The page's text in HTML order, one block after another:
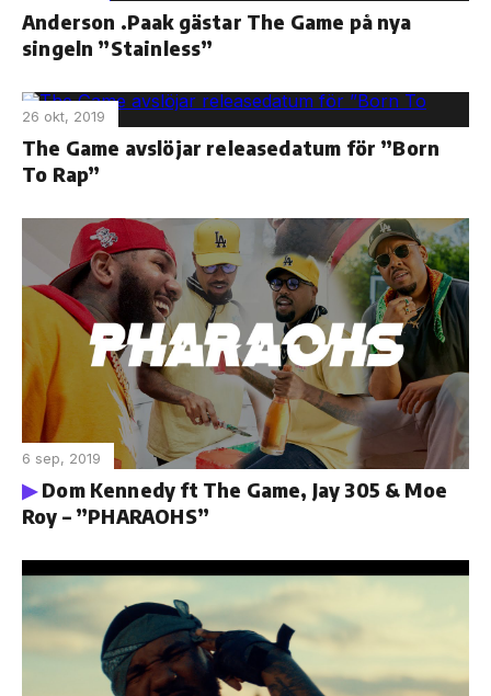
Anderson .Paak gästar The Game på nya
singeln ”Stainless”
26 okt, 2019
The Game avslöjar releasedatum för ”Born
To Rap”
6 sep, 2019
Dom Kennedy ft The Game, Jay 305 & Moe
Roy – ”PHARAOHS”